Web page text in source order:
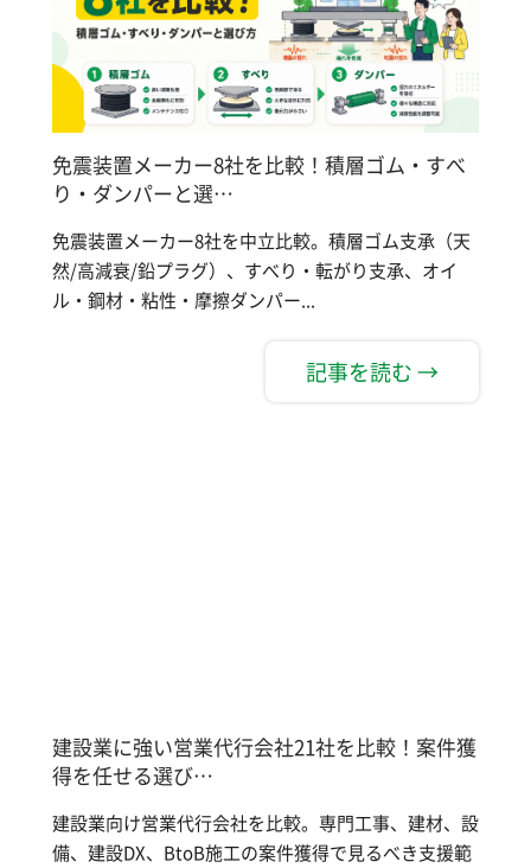
免震装置メーカー8社を比較！積層ゴム・すべ
り・ダンパーと選…
免震装置メーカー8社を中立比較。積層ゴム支承（天
然/高減衰/鉛プラグ）、すべり・転がり支承、オイ
ル・鋼材・粘性・摩擦ダンパー...
記事を読む →
建設業に強い営業代行会社21社を比較！案件獲
得を任せる選び…
建設業向け営業代行会社を比較。専門工事、建材、設
備、建設DX、BtoB施工の案件獲得で見るべき支援範